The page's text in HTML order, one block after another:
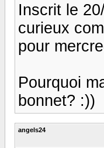
Inscrit le
curieux
pour
Pourquoi
bonnet? :))
angels24